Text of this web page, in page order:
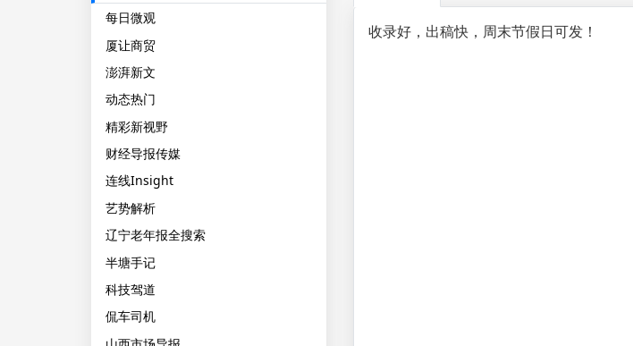
每日微观
厦让商贸
澎湃新文
动态热门
精彩新视野
财经导报传媒
连线Insight
艺势解析
辽宁老年报全搜索
半塘手记
科技驾道
侃车司机
收录好，出稿快，周末节假日可发！